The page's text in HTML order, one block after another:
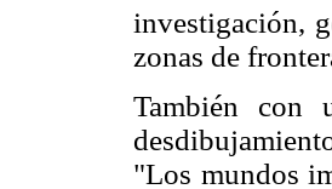
investigación,
zonas de
También con
"Los mundos